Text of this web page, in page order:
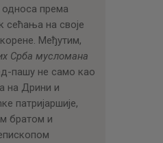
односа према
сећања на своје
Међутим,
Срба мусломана
пашу не само као
на Дрини и
патријаршије,
братом и